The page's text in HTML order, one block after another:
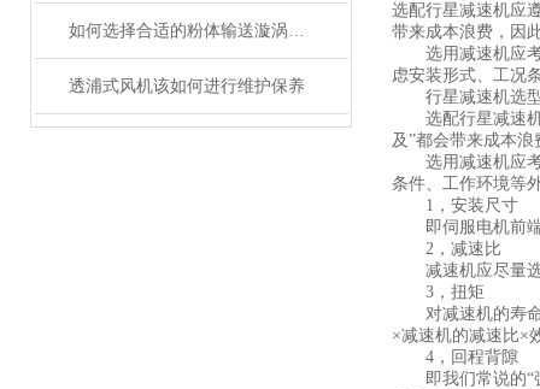
如何选择合适的粉体输送漩涡高压风机
透浦式风机该如何进行维护保养
选配行星减速机应
带来成本浪费，因
选用减速机应考
虑安装形式、工况
行星减速机选型
选配行星减速机
及”都会带来成本
选用减速机应考
条件、工作环境等
1，安装尺寸
即伺服电机前端
2，减速比
减速机应尽量选
3，扭矩
对减速机的寿命
×减速机的减速比×
4，回程背隙
即我们常说的“弧